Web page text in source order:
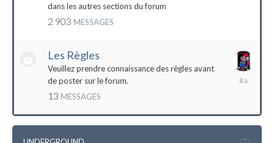
dans les autres sections du forum
2 903 MESSAGES
Les Règles
Veuillez prendre connaissance des règles avant
de poster sur le forum.
13 MESSAGES